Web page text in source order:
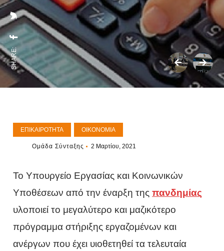
SHARE:
ΕΠΙΚΑΙΡΌΤΗΤΑ ΟΙΚΟΝΟΜΊΑ
Ομάδα Σύνταξης 2 Μαρτίου, 2021
Το Υπουργείο Εργασίας και Κοινωνικών
Υποθέσεων από την έναρξη τηςπανδημίας
υλοποιεί το μεγαλύτερο και μαζικότερο
πρόγραμμα στήριξης εργαζομένων και
ανέργων που έχει υιοθετηθεί τα τελευταία